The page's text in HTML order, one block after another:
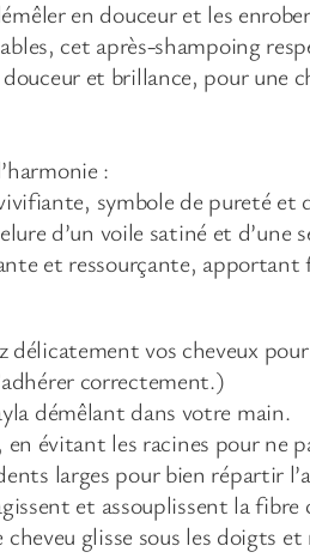
E
A
U
r
è
s
h
a
m
p
o
i
n
en douceur et les
cet après-shampoing
et brillance, pour une
:
symbole de pureté et
d’un voile satiné et
et ressourçante,
vos cheveux
correctement.)
démêlant dans votre main.
évitant les racines pour ne
larges pour bien répartir
et assouplissent la fibre
glisse sous les doigts